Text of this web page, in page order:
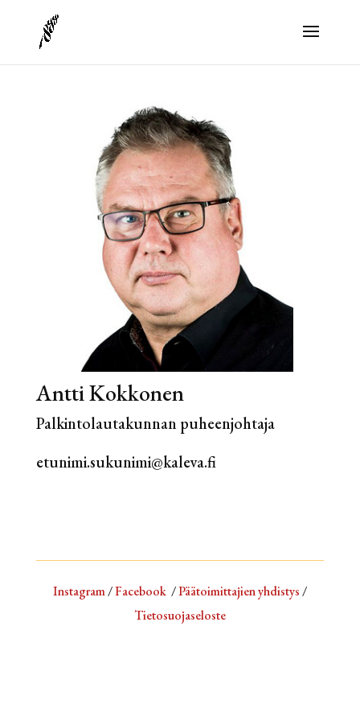
Antti Kokkonen
Palkintolautakunnan puheenjohtaja
etunimi.sukunimi@kaleva.fi
Instagram/Facebook/Päätoimittajien yhdistys/
Tietosuojaseloste